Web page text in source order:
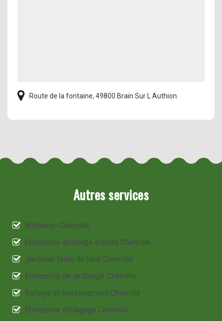
Route de la fontaine, 49800 Brain Sur L Authion
Autres services
Bûcheron Chemille
Entreprise abattage d'arbre Chemille
Jardinier taille de haie Chemille
Entreprise de jardinage Chemille
Dallage et terrassement Chemille
Entreprise d'élagage Chemille